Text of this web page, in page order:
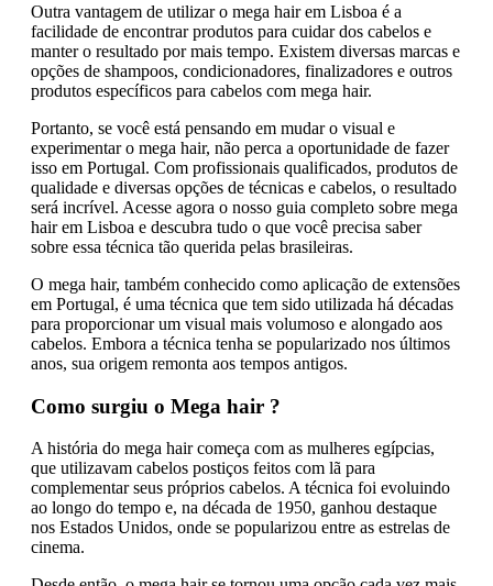
Outra vantagem de utilizar o mega hair em Lisboa é a
facilidade de encontrar produtos para cuidar dos cabelos e
manter o resultado por mais tempo. Existem diversas marcas e
opções de shampoos, condicionadores, finalizadores e outros
produtos específicos para cabelos com mega hair.
Portanto, se você está pensando em mudar o visual e
experimentar o mega hair, não perca a oportunidade de fazer
isso em Portugal. Com profissionais qualificados, produtos de
qualidade e diversas opções de técnicas e cabelos, o resultado
será incrível. Acesse agora o nosso guia completo sobre mega
hair em Lisboa e descubra tudo o que você precisa saber
sobre essa técnica tão querida pelas brasileiras.
O mega hair, também conhecido como aplicação de extensões
em Portugal, é uma técnica que tem sido utilizada há décadas
para proporcionar um visual mais volumoso e alongado aos
cabelos. Embora a técnica tenha se popularizado nos últimos
anos, sua origem remonta aos tempos antigos.
Como surgiu o Mega hair ?
A história do mega hair começa com as mulheres egípcias,
que utilizavam cabelos postiços feitos com lã para
complementar seus próprios cabelos. A técnica foi evoluindo
ao longo do tempo e, na década de 1950, ganhou destaque
nos Estados Unidos, onde se popularizou entre as estrelas de
cinema.